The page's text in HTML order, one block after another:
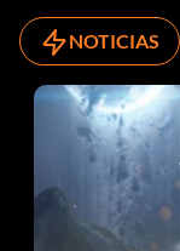
de juego" y, a
A continuación,
izquierda de la
situada junto a
máximos de las
"Siguiente". Ahora
elección y otro
"Siguiente" y
NOTICIAS